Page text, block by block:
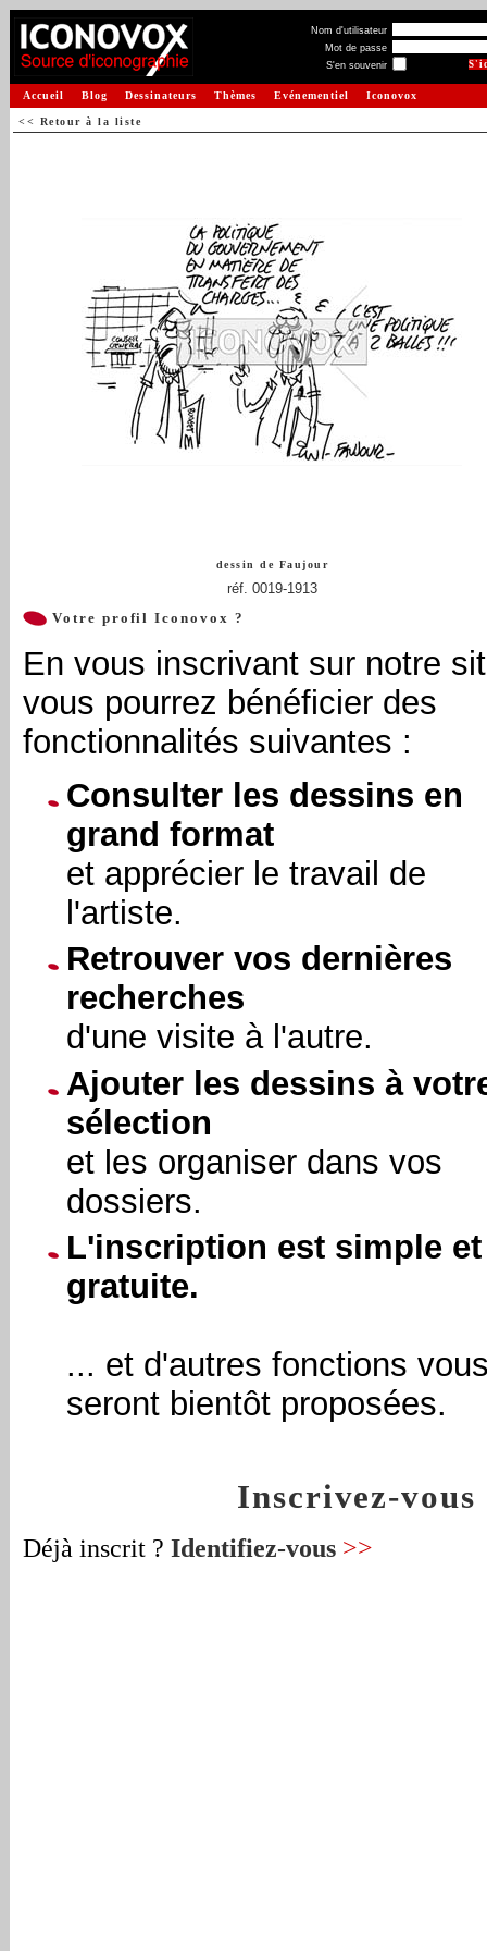
Nom d'utilisateur
Mot de passe
S'en souvenir
Accueil Blog Dessinateurs Thèmes Evénementiel Iconovox
<< Retour à la liste
dessin de Faujour
réf. 0019-1913
Votre profil Iconovox ?
En vous inscrivant sur notre
vous pourrez bénéficier des
fonctionnalités suivantes :
Consulter les dessins en
grand format
et apprécier le travail de
l'artiste.
Retrouver vos dernières
recherches
d'une visite à l'autre.
Ajouter les dessins à
sélection
et les organiser dans vos
dossiers.
L'inscription est simple et
gratuite.
... et d'autres fonctions
seront bientôt proposées.
Inscrivez-vous
Déjà inscrit ? Identifiez-vous >>